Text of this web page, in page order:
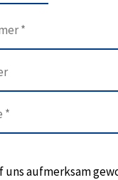
uns aufmerksam